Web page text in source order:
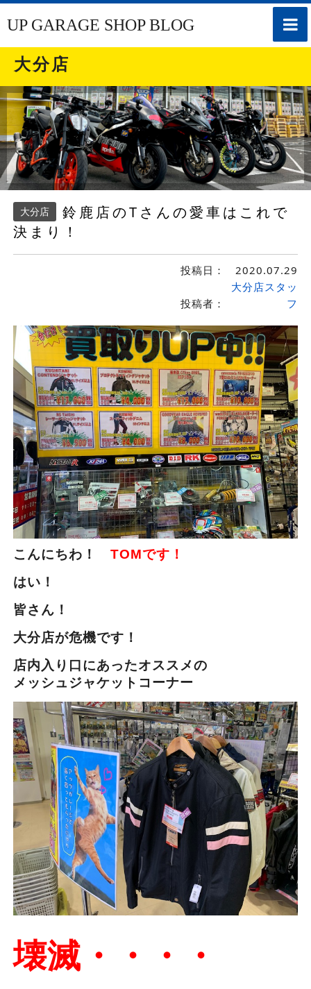
toggle
UP GARAGE SHOP BLOG
大分店
大分店
鈴鹿店のTさんの愛車はこれで
決まり！
投稿日： 2020.07.29
投稿者：
大分店スタッ
フ
こんにちわ！ TOMです！
はい！
皆さん！
大分店が危機です！
店内入り口にあったオススメの
メッシュジャケットコーナー
壊滅・・・・